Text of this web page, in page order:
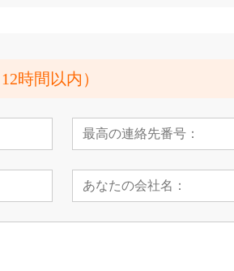
時間以内）